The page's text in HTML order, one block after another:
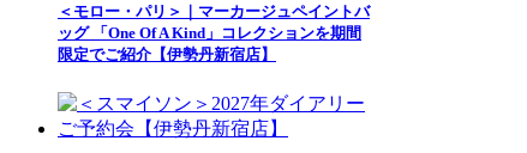
＜モロー・パリ＞｜マーカージュペイントバ
ッグ 「One Of A Kind」コレクションを期間
限定でご紹介【伊勢丹新宿店】